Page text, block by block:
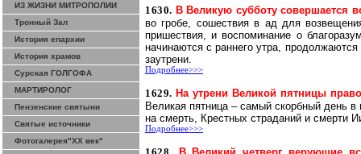
ИЗ ЖИЗНИ МИТРОПОЛИИ
Тронный Зал
История епархии
История храмов
Сурская ГОЛГОФА
МАРТИРОЛОГ
Пензенские святыни
Святые источники
Фотогалерея"ХХ век"
1630. В Великую субботу совершается
во гробе, сошествия в ад для
пришествия, и воспоминание о
начинаются с раннего утра,
заутрени.
Подробнее>>>
1629. На утрени Великой пятницы
Великая пятница – самый скорбный день
на смерть, Крестных страданий и смерти
Подробнее>>>